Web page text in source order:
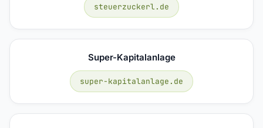
steuerzuckerl.de
Super-Kapitalanlage
super-kapitalanlage.de